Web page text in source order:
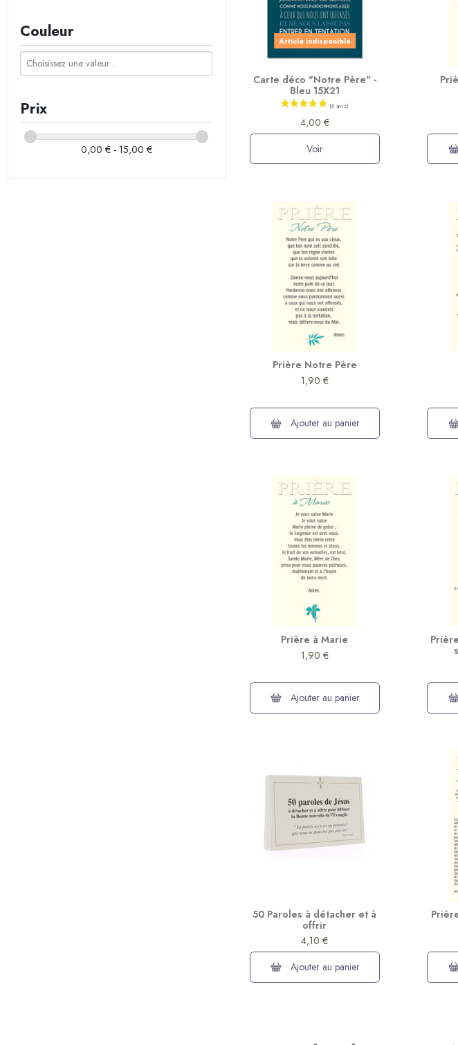
Article indisponible
Carte déco "Notre Père" -
Bleu 15X21
4,00 €
Voir
Prière Notre Père
1,90 €
Ajouter au panier
Prière à Marie
1,90 €
Ajouter au panier
50 Paroles à détacher et à
offrir
4,10 €
Ajouter au panier
Couleur
Prix
0,00 € - 15,00 €